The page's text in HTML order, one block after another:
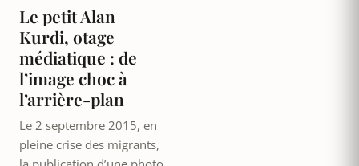
Le petit Alan
Kurdi, otage
médiatique : de
l’image choc à
l’arrière-plan
Le 2 septembre 2015, en
pleine crise des migrants,